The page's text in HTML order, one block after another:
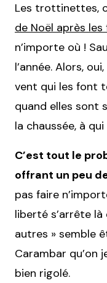
Les trottinettes,
de Noël après les
n’importe où !
l’année. Alors,
vent qui les font
quand elles sont
la chaussée, à
C’est tout le
offrant un peu
pas faire
liberté s’arrête
autres » semble
Carambar qu’on
bien rigolé.